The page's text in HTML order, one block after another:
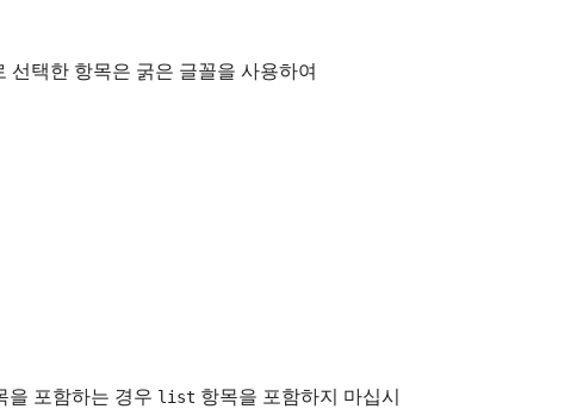
선택한 항목은 굵은 글꼴을 사용하여
을 포함하는 경우 list 항목을 포함하지 마십시